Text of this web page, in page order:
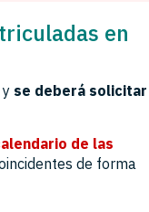
en
se deberá solicitar
de las
de forma